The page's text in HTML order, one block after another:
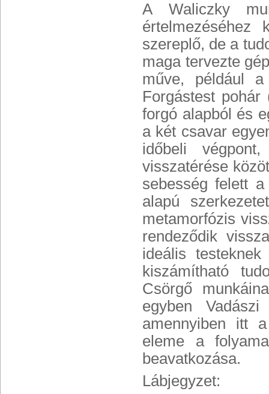
A Waliczky
szereplő, de a
maga tervezte
műve, például a
Forgástest
forgó alapból és
a két csavar
időbeli
visszatérése
sebesség felett
alapú
metamorfózis
rendeződik
ideális
kiszámítható
Csörgő
egyben Vadászi
amennyiben itt
eleme a
beavatkozása.
Lábjegyzet: